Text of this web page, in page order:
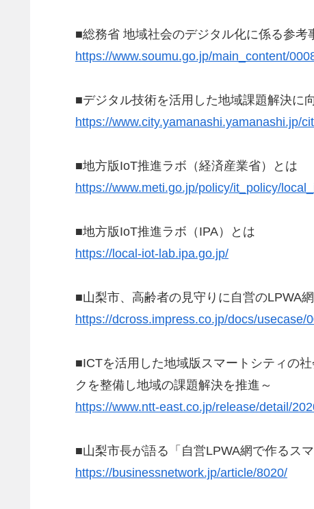
■総務省 地域社会のデジタル化に係る参考
https://www.soumu.go.jp/main_content/
■デジタル技術を活用した地域課題解決に
https://www.city.yamanashi.yamanashi.jp/
■地方版IoT推進ラボ（経済産業省）とは
https://www.meti.go.jp/policy/it_policy/
■地方版IoT推進ラボ（IPA）とは
https://local-iot-lab.ipa.go.jp/
■山梨市、高齢者の見守りに自営のLPWA
https://dcross.impress.co.jp/docs/usecase/
■ICTを活用した地域版スマートシティの
クを整備し地域の課題解決を推進～
https://www.ntt-east.co.jp/release/detail/
■山梨市長が語る「自営LPWA網で作るスマ
https://businessnetwork.jp/article/8020/